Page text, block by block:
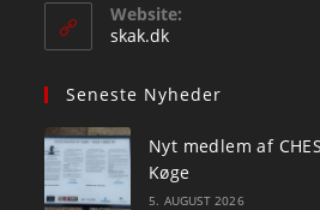
Website:
skak.dk
Seneste Nyheder
Nyt medlem af
Køge
5. AUGUST 2026